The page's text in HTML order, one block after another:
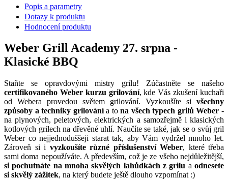
Popis a parametry
Dotazy k produktu
Hodnocení produktu
Weber Grill Academy 27. srpna -
Klasické BBQ
Staňte se opravdovými mistry grilu! Zúčastněte se našeho
certifikovaného Weber kurzu grilování, kde Vás zkušení kuchaři
od Webera provedou světem grilování. Vyzkoušíte si všechny
způsoby a techniky grilovánía tona všech typech grilů Weber -
na plynových, peletových, elektrických a samozřejmě i klasických
kotlových grilech na dřevěné uhlí. Naučíte se také, jak se o svůj gril
Weber co nejjednoduššeji starat tak, aby Vám vydržel mnoho let.
Zároveň si i vyzkoušíte různé příslušenství Weber, které třeba
sami doma nepoužíváte. A především, což je ze všeho nejdůležitější,
si pochutnáte na mnoha skvělých lahůdkách z grilu aodnesete
si skvělý zážitek, na který budete ještě dlouho vzpomínat :)